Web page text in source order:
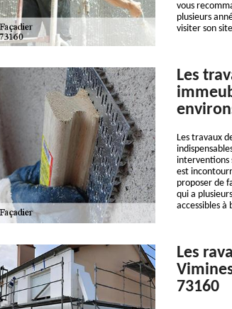
vous
plusieurs
visiter son
Les
Les travaux
interventions
est
proposer de
qui a
accessibles à
Les
73160